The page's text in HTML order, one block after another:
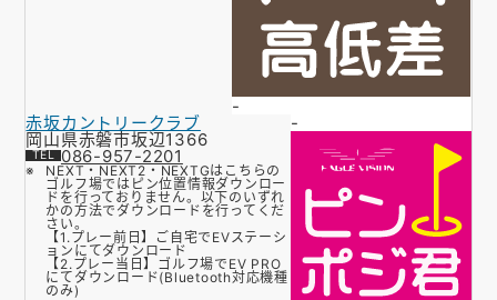
-
赤坂カントリークラブ
岡山県赤磐市坂辺1366
086-957-2201
NEXT・NEXT2・NEXTGはこちらの
ゴルフ場ではピン位置情報ダウンロー
ドを行っておりません。以下のいずれ
かの方法でダウンロードを行ってくだ
さい。
【1.プレー前日】ご自宅でEVステーシ
ョンにてダウンロード
【2.プレー当日】ゴルフ場でEV PRO
にてダウンロード(Bluetooth対応機種
のみ)
-